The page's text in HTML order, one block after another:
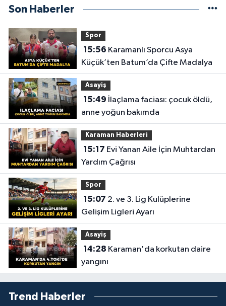
Son Haberler
Spor
15:56
Küçük’ten Batum’da Çifte Madalya
Asayiş
15:49
anne yoğun bakımda
Karaman Haberleri
15:17
Yardım Çağrısı
Spor
15:07
Gelişim Ligleri Ayarı
Asayiş
14:28
yangını
Trend Haberler